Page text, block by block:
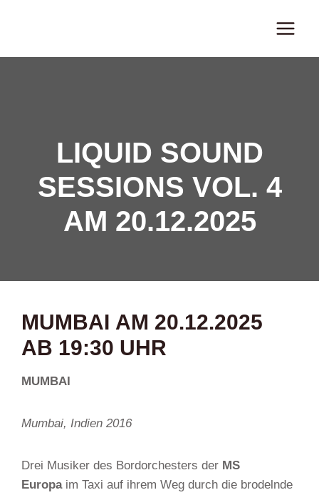
LIQUID SOUND
SESSIONS VOL. 4
AM 20.12.2025
MUMBAI AM 20.12.2025
AB 19:30 UHR
MUMBAI
Mumbai, Indien 2016
Drei Musiker des Bordorchesters der MS
Europaim Taxi auf ihrem Weg durch die brodelnde